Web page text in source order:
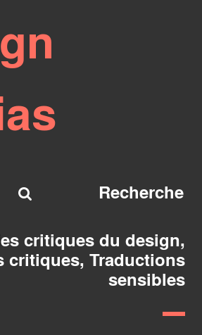
critiques du design,
critiques, Traductions
sensibles